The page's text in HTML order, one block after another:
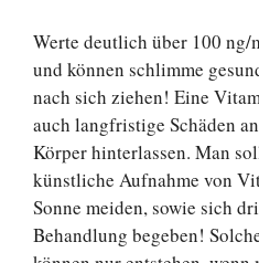
Werte deutlich über 100
und können schlimme
nach sich ziehen! Eine
auch langfristige Schäden
Körper hinterlassen. Man
künstliche Aufnahme von
Sonne meiden, sowie sich
Behandlung begeben!